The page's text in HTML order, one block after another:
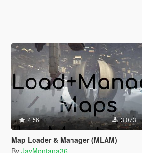
4.56 3,073
Map Loader & Manager (MLAM)
By JayMontana36